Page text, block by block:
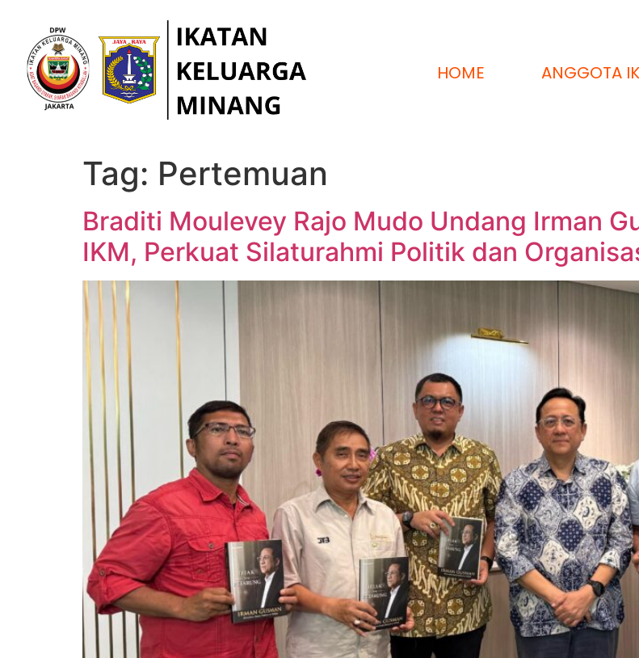
HOME ANGGOTA
Tag: Pertemuan
Braditi Moulevey Rajo Mudo Undang Irman
IKM, Perkuat Silaturahmi Politik dan